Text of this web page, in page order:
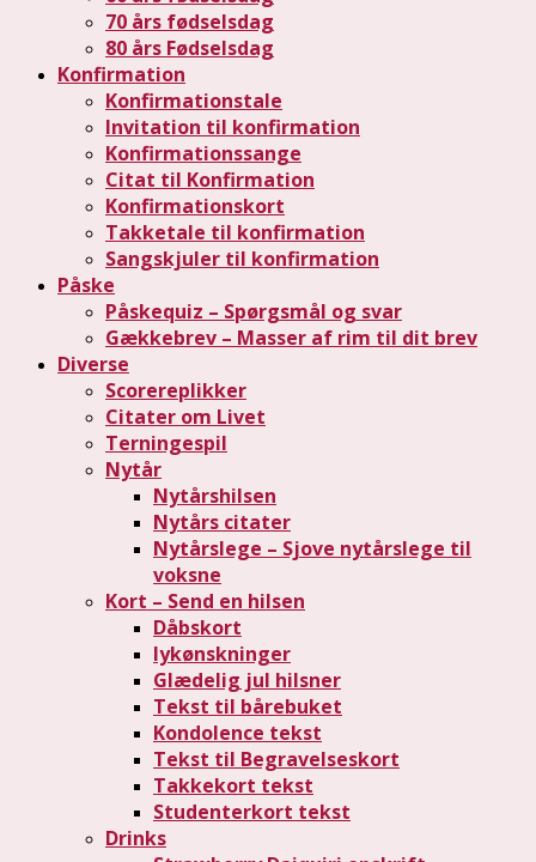
70 års fødselsdag
80 års Fødselsdag
Konfirmation
Konfirmationstale
Invitation til konfirmation
Konfirmationssange
Citat til Konfirmation
Konfirmationskort
Takketale til konfirmation
Sangskjuler til konfirmation
Påske
Påskequiz – Spørgsmål og svar
Gækkebrev – Masser af rim til dit brev
Diverse
Scorereplikker
Citater om Livet
Terningespil
Nytår
Nytårshilsen
Nytårs citater
Nytårslege – Sjove nytårslege til
voksne
Kort – Send en hilsen
Dåbskort
lykønskninger
Glædelig jul hilsner
Tekst til bårebuket
Kondolence tekst
Tekst til Begravelseskort
Takkekort tekst
Studenterkort tekst
Drinks